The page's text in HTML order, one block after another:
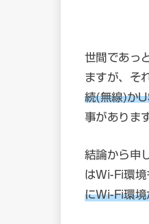
世間であっ
ますが、そ
続(無線)か
事があります
結論から申
はWi-Fi環境
にWi-Fi環境